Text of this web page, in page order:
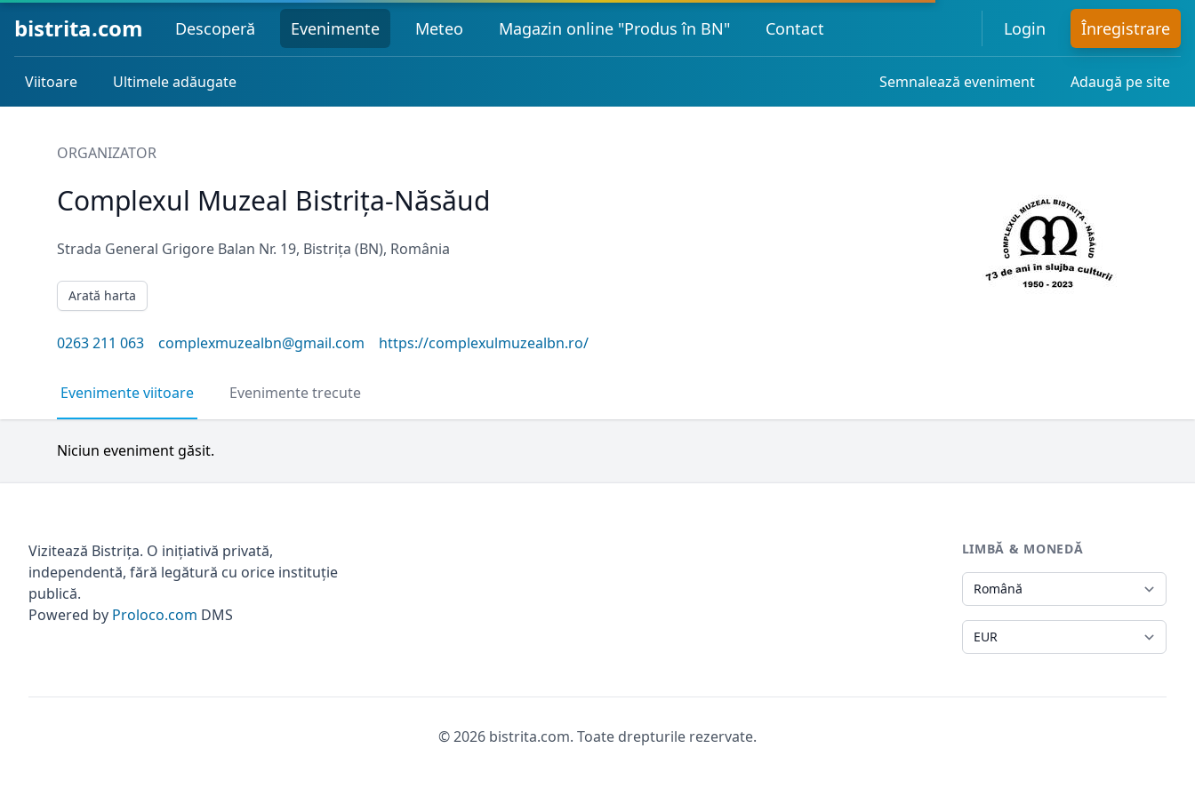
bistrita.com Descoperă Evenimente Meteo Magazin online "Produs în BN" Contact Login Înregistrare
Viitoare Ultimele adăugate Semnalează eveniment Adaugă pe site
ORGANIZATOR
Complexul Muzeal Bistrița-Năsăud
Strada General Grigore Balan Nr. 19, Bistrița (BN), România
Arată harta
0263 211 063 complexmuzealbn@gmail.com https://complexulmuzealbn.ro/
Evenimente viitoare Evenimente trecute
Niciun eveniment găsit.
Vizitează Bistrița. O inițiativă privată,
independentă, fără legătură cu orice instituție
publică.
Powered by Proloco.com DMS
LIMBĂ & MONEDĂ
Limbă
Monedă
© 2026 bistrita.com. Toate drepturile rezervate.